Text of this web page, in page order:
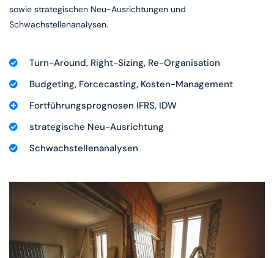
sowie strategischen Neu-Ausrichtungen und
Schwachstellenanalysen.
Turn-Around, Right-Sizing, Re-Organisation
Budgeting, Forcecasting, Kosten-Management
Fortführungsprognosen IFRS, IDW
strategische Neu-Ausrichtung
Schwachstellenanalysen